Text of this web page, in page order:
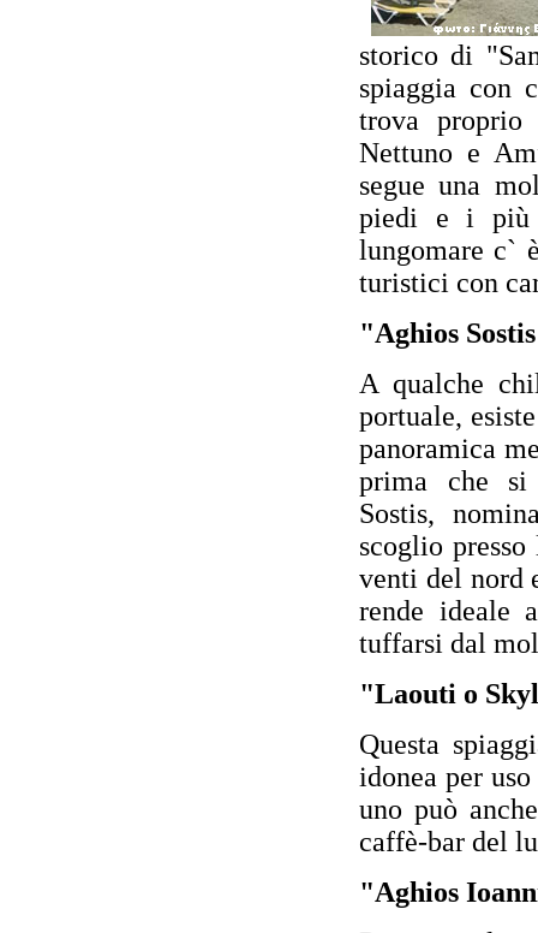
storico di
spiaggia con
trova proprio
Nettuno e
segue una
piedi e i più
lungomare c`
turistici con
"Aghios
A qualche
portuale,
panoramica
prima che si
Sostis,
scoglio
venti del nord
rende ideale
tuffarsi dal
"Laouti o
Questa
idonea per
uno può
caffè-bar del
"Aghios